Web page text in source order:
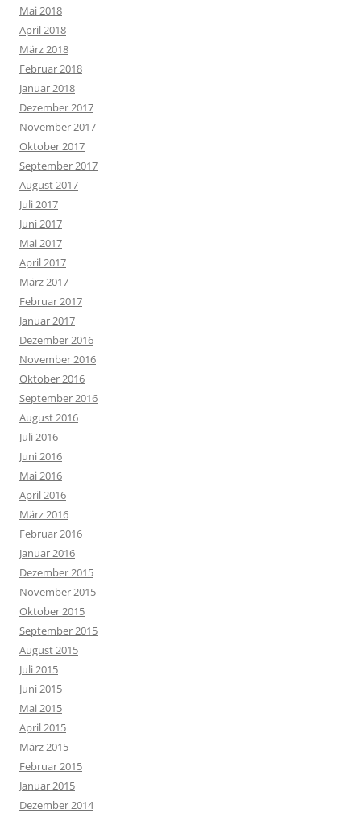
Mai 2018
April 2018
März 2018
Februar 2018
Januar 2018
Dezember 2017
November 2017
Oktober 2017
September 2017
August 2017
Juli 2017
Juni 2017
Mai 2017
April 2017
März 2017
Februar 2017
Januar 2017
Dezember 2016
November 2016
Oktober 2016
September 2016
August 2016
Juli 2016
Juni 2016
Mai 2016
April 2016
März 2016
Februar 2016
Januar 2016
Dezember 2015
November 2015
Oktober 2015
September 2015
August 2015
Juli 2015
Juni 2015
Mai 2015
April 2015
März 2015
Februar 2015
Januar 2015
Dezember 2014